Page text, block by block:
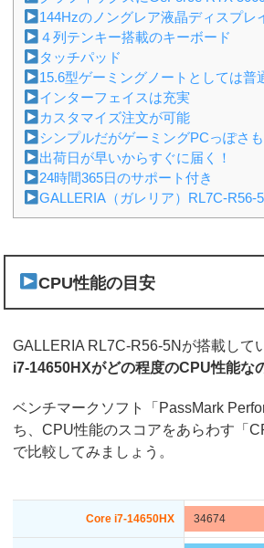
144Hzのノングレア液晶ディスプレ
４列テンキー搭載のキーボード
タッチパッド
15.6型ゲーミングノートとしては普
インターフェイスは充実
カスタマイズ注文が可能
シンプルだがゲーミングPCっぽさ
出荷日が早いからすぐに届く！
24時間365日のサポート付き
GALLERIA（ガレリア）RL7C-R56-
CPU性能の目安
GALLERIA RL7C-R56-5Nが搭載して
i7-14650HXがどの程度のCPU性能な
ベンチマークソフト「PassMark
ち、CPU性能のスコアをあらわす「
で比較してみましょう。
Core i7-14650HX 34674